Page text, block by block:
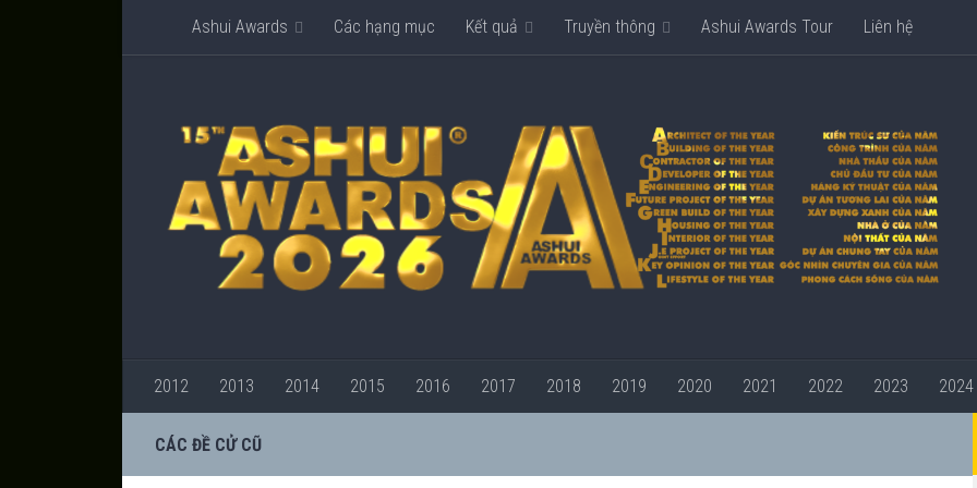
Ashui Awards Các hạng mục Kết quả Truyền thông Ashui Awards Tour Liên hệ
2012 2013 2014 2015 2016 2017 2018 2019 2020 2021 2022 2023 2024
CÁC ĐỀ CỬ CŨ